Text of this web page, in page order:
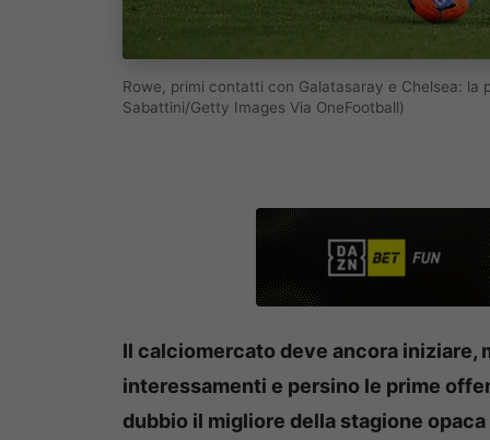
Rowe, primi contatti con Galatasaray e Chelsea: la
Sabattini/Getty Images Via OneFootball)
Il calciomercato deve ancora iniziare,
interessamenti e persino le prime
dubbio il migliore della stagione opaca